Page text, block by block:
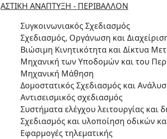
ΑΣΤΙΚΗ ΑΝΑΠΤΥΞΗ - ΠΕΡΙΒΑΛΛΟΝ
Συγκοινωνιακός Σχεδιασμός
Σχεδιασμός, Οργάνωση και
Βιώσιμη Κινητικότητα και Δίκτυα
Μηχανική των Υποδομών και του
Μηχανική Μάθηση
Δομοστατικός Σχεδιασμός και
Αντισεισμικός σχεδιασμός
Συστήματα ελέγχου λειτουργίας και
Σχεδιασμός και υλοποίηση οδικών
Εφαρμογές τηλεματικής